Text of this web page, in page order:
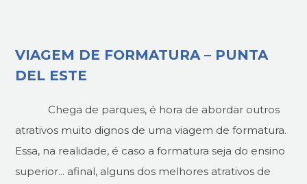
VIAGEM DE FORMATURA – PUNTA
DEL ESTE
Chega de parques, é hora de abordar outros
atrativos muito dignos de uma viagem de formatura.
Essa, na realidade, é caso a formatura seja do ensino
superior... afinal, alguns dos melhores atrativos de